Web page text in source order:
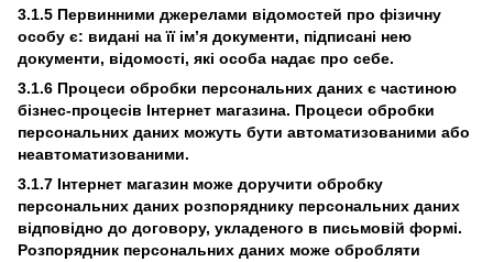
3.1.5 Первинними джерелами відомостей про фізичну
особу є: видані на її ім’я документи, підписані нею
документи, відомості, які особа надає про себе.
3.1.6 Процеси обробки персональних даних є частиною
бізнес-процесів Інтернет магазина. Процеси обробки
персональних даних можуть бути автоматизованими або
неавтоматизованими.
3.1.7 Інтернет магазин може доручити обробку
персональних даних розпоряднику персональних даних
відповідно до договору, укладеного в письмовій формі.
Розпорядник персональних даних може обробляти